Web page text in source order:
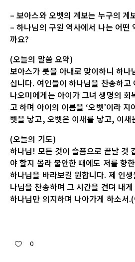
– 보아스와 오벳의 계보는 누구의 계
– 하나님의 구원 역사에서 나는 어떤
까요?
(오늘의 말씀 요약)
보아스가 룻을 아내로 맞이하니 하나
십니다. 여인들이 하나님을 찬송하고
나오미에게는 아이가 그녀 생명의
고 하며 아이의 이름을 ‘오벳’이라
벳을 낳고, 오벳은 이새를 낳고, 이새
(오늘의 기도)
하나님! 모든 것이 슬픔으로 끝날 것
야 할지 몰라 불안한 때에도 저를 향
하나님을 바라보길 원합니다. 제 인
나님을 찬송하며 그 시간을 견뎌 내
하나님만 의지하며 나아가게 하소서
0